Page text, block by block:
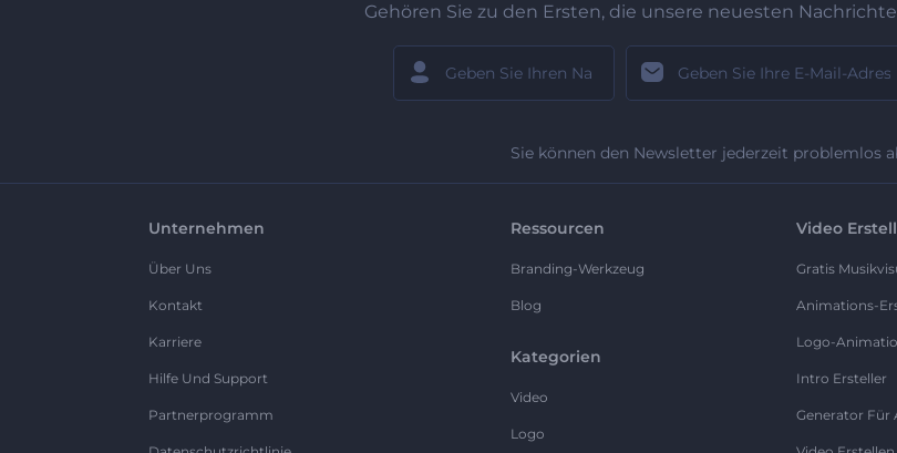
Gehören Sie zu den Ersten, die unsere neuesten
Sie können den Newsletter jederzeit problemlos
Unternehmen
Über Uns
Kontakt
Karriere
Hilfe Und Support
Partnerprogramm
Ressourcen
Branding-Werkzeug
Blog
Kategorien
Video
Logo
Video
Gratis
Animations-
Logo-
Intro Ersteller
Generator Für